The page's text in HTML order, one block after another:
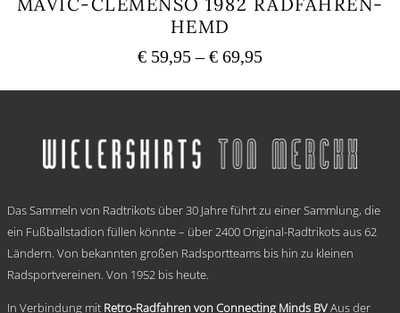
HEMD
€ 59,95 –€ 69,95Preisspanne:
bis
Varianten
auf.
können
auf
Produktseite
gewählt
Das Sammeln von Radtrikots über 30 Jahre führt zu einer Sammlung, die
ein Fußballstadion füllen könnte – über 2400 Original-Radtrikots aus 62
Ländern. Von bekannten großen Radsportteams bis hin zu kleinen
Radsportvereinen. Von 1952 bis heute.
In Verbindung mit Retro-Radfahren von Connecting Minds BVAus der